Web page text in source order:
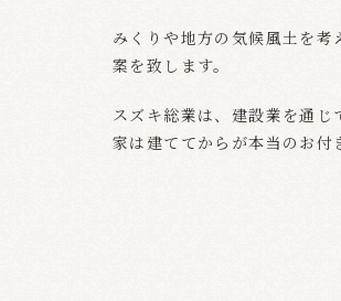
みくりや地方の気候風土を
案を致します。
スズキ総業は、建設業を通じ
家は建ててからが本当のお付